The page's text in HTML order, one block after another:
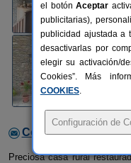
Contactar con el
Preciosa casa rural
el botónAceptar
publicitarias),
publicidad ajustada a
desactivarlas por
elegir su activación/
Cookies”. Más
COOKIES.